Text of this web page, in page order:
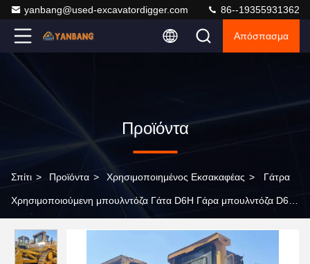
yanbang@used-excavatordigger.com 86--19355931362
Απόσπασμα
Προϊόντα
Σπίτι > Προϊόντα > Χρησιμοποιημένος Εκσακαφέας > Γάτρα
Χρησιμοποιούμενη μπουλντόζα Γάτα D6H Γάρα μπουλντόζα D6h